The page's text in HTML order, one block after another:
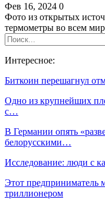
Фев 16, 2024 0
Фото из открытых
термометры во всем
Интересное:
Биткоин перешагнул
Одно из крупнейших
с…
В Германии опять
белорусскими…
Исследование: люди с
Этот предприниматель
триллионером